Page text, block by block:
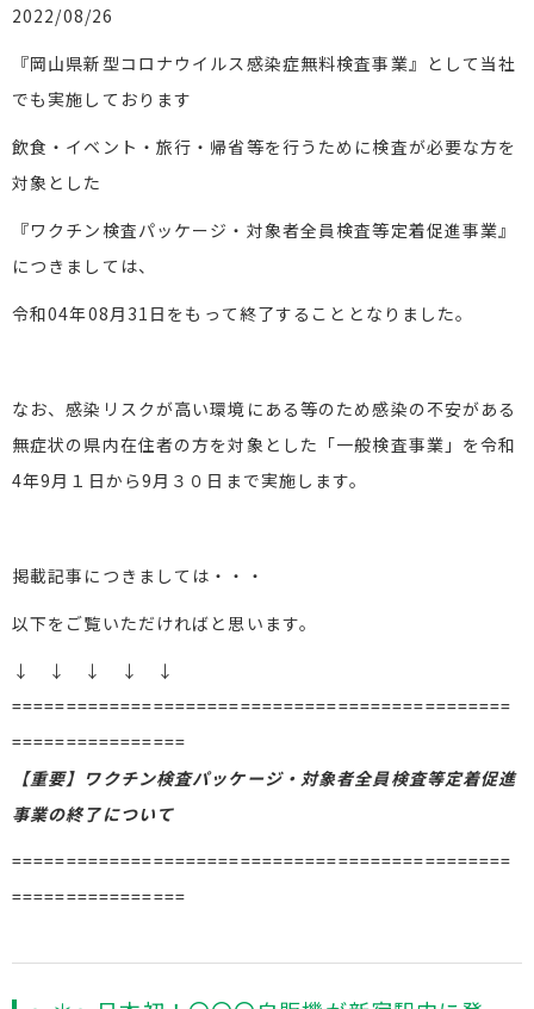
2022/08/26
『岡山県新型コロナウイルス感染症無料検査事業』として当社
でも実施しております
飲食・イベント・旅行・帰省等を行うために検査が必要な方を
対象とした
『ワクチン検査パッケージ・対象者全員検査等定着促進事業』
につきましては、
令和04年08月31日をもって終了することとなりました。
なお、感染リスクが高い環境にある等のため感染の不安がある
無症状の県内在住者の方を対象とした「一般検査事業」を令和
4年9月１日から9月３０日まで実施します。
掲載記事につきましては・・・
以下をご覧いただければと思います。
↓ ↓ ↓ ↓ ↓
==============================================
================
【重要】ワクチン検査パッケージ・対象者全員検査等定着促進
事業の終了について
==============================================
================